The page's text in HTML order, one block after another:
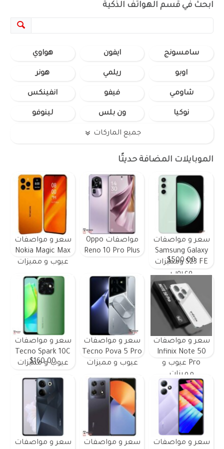
ابحث في قسم الهواتف الذكية
سامسونج ايفون هواوي
اوبو ريلمي هونر
شاومي فيفو انفينكس
نوكيا ون بلس لينوفو
جميع الماركات
الموبايلات المضافة حديثًا
سعر و مواصفات
Samsung Galaxy
S23 FE ومميزات
وعيوب
$500.00
مواصفات Oppo
Reno 10 Pro Plus
سعر و مواصفات
Nokia Magic Max
عيوب و مميزات
سعر و مواصفات
Infinix Note 50
Pro عيوب و
مميزات
سعر و مواصفات
Tecno Pova 5 Pro
عيوب و مميزات
سعر و مواصفات
Tecno Spark 10C
عيوب و مميزات
$160.00
سعر و مواصفات
سعر و مواصفات
سعر و مواصفات